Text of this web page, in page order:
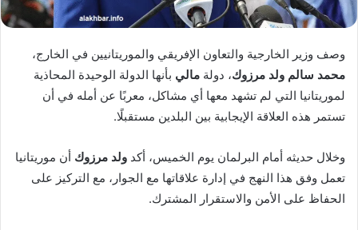
وصف وزير الخارجية والتعاون الإفريقي والموريتانيين في الخارج،
محمد سالم ولد مرزوك، دولة مالي بأنها الدولة الوحيدة المحاذية
لموريتانيا التي لم تشهد معها أي مشاكل، معربًا عن أمله في أن
تستمر هذه العلاقة الإيجابية بين البلدين مستقبلًا.
وخلال حديثه أمام البرلمان يوم الخميس، أكد ولد مرزوك أن موريتانيا
تعمل وفق هذا النهج في إدارة علاقاتها مع الجوار، مع التركيز على
الحفاظ على الأمن والاستقرار المشترك.